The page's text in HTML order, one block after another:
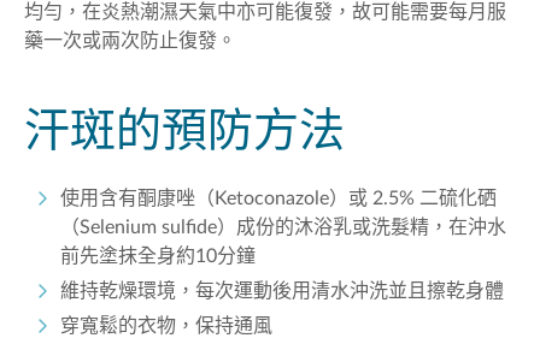
均勻，在炎熱潮濕天氣中亦可能復發，故可能需要每月服
藥一次或兩次防止復發。
汗斑的預防方法
使用含有酮康唑（Ketoconazole）或 2.5% 二硫化硒
（Selenium sulfide）成份的沐浴乳或洗髮精，在沖水
前先塗抹全身約10分鐘
維持乾燥環境，每次運動後用清水沖洗並且擦乾身體
穿寬鬆的衣物，保持通風